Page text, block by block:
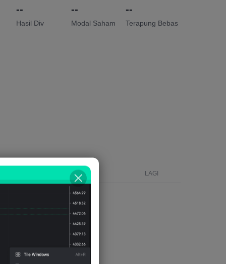
--
Hasil Div
--
Modal Saham
--
Terapung Bebas
MASA LAGI